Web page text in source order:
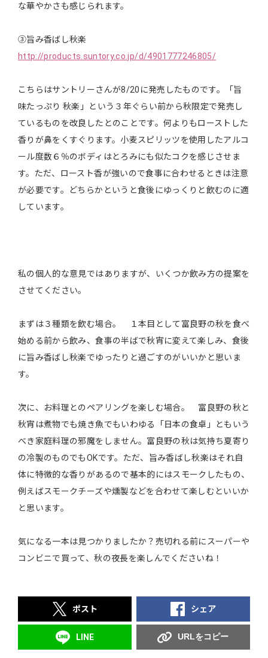
な華やかさも感じられます。
③旨み香ばし秋楽
http://products.suntory.co.jp/d/4901777246805/
こちらはサントリーさんが8/20に発売したものです。「旨
味たっぷり 秋楽」という３年ぐらい前から秋限定で発売し
ているものを改良したとのことです。何よりもローストした
香りが鼻をくすぐります。小麦スピリッツを使用したアルコ
ール度数６％のボディはとろみにも似たコクを感じさせま
す。ただ、ロースト香が強いので食事に合わせるときは注意
が必要です。どちらかというと食後にゆっくりと飲むのに適
しています。
私の個人的な意見ではありますが、いくつか飲み方の提案を
させてください。
まずは３種類を飲む場合。 １本目として富良野の秋を食べ
始める前から飲み、食事の半ばで秋宵に変えて楽しみ、食後
に旨み香ばし秋楽でゆったりと過ごすのがいいかと思いま
す。
次に、お料理とのペアリングを楽しむ場合。 富良野の秋と
秋宵は煮物でも焼き魚でもいわゆる「日本の食卓」ともいう
べき家庭料理の邪魔をしません。富良野の秋は気持ち夏寄り
の冷製のものでもOKです。ただ、旨み香ばし秋楽はそれ自
体に特徴的な香りがあるので基本的にはスモークしたもの、
例えばスモークチーズや燻製などを合わせて楽しむといいか
と思います。
気になる一本は見つかりましたか？売切れる前にスーパーや
コンビニで買って、秋の夜長を楽しんでくださいね！
ポスト シェア
LINE URLをコピー